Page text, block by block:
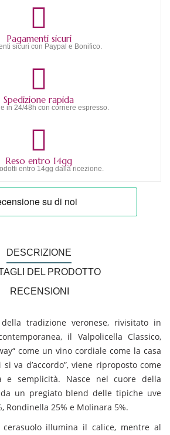
Pagamenti sicuri
sicuri con Paypal e Bonifico.
Spedizione rapida
in 24/48h con corriere espresso.
Reso entro 14gg
entro 14gg dalla ricezione.
DESCRIZIONE
DEL PRODOTTO
RECENSIONI
tradizione veronese, rivisitato in
il Valpolicella Classico,
come un vino cordiale come la casa
va d’accordo”, viene riproposto come
e semplicità. Nasce nel cuore della
da un pregiato blend delle tipiche uve
Rondinella 25% e Molinara 5%.
illumina il calice, mentre al